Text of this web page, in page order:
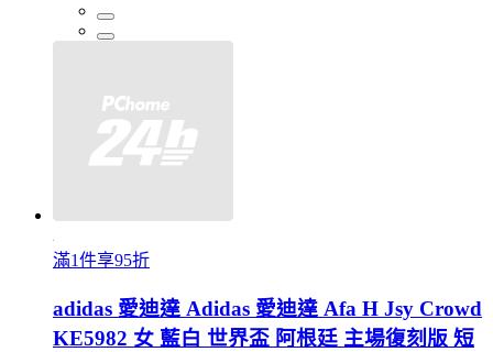
滿1件享95折
adidas 愛迪達 Adidas 愛迪達 Afa H Jsy Crowd
KE5982 女 藍白 世界盃 阿根廷 主場復刻版 短